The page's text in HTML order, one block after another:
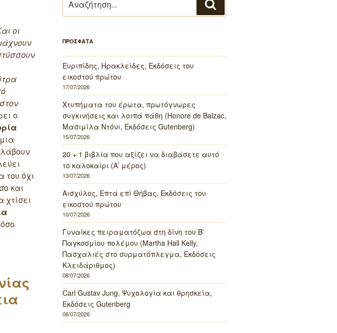
οι
ο
του όχι
και
για:
ΠΡΟΣΦΑΤΑ
Ευριπίδης, Ηρακλείδες, Εκδόσεις του
εικοστού πρώτου
17/07/2026
Χτυπήματα του έρωτα, πρωτόγνωρες
συγκινήσεις και λοιπά πάθη (Honore de Balzac,
Μασιμίλα Ντόνι, Εκδόσεις Gutenberg)
15/07/2026
20 + 1 βιβλία που αξίζει να διαβάσετε αυτό
το καλοκαίρι (Α’ μέρος)
13/07/2026
Αισχύλος, Επτά επί Θήβας, Εκδόσεις του
εικοστού πρώτου
10/07/2026
Γυναίκες πειραματόζωα στη δίνη του Β’
Παγκοσμίου πολέμου (Martha Hall Kelly,
Πασχαλιές στο συρματόπλεγμα, Εκδόσεις
Κλειδάριθμος)
08/07/2026
Carl Gustav Jung, Ψυχολογία και θρησκεία,
Εκδόσεις Gutenberg
06/07/2026